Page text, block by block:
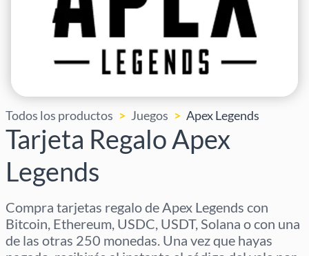
Todos los productos Juegos Apex Legends
Tarjeta Regalo Apex
Legends
Compra tarjetas regalo de Apex Legends con
Bitcoin, Ethereum, USDC, USDT, Solana o con una
de las otras 250 monedas. Una vez que hayas